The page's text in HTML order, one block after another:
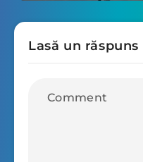
Lasă un răspuns